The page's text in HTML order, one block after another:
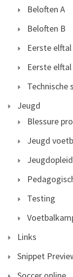
Beloften A
Beloften B
Eerste elftal
Eerste elftal
Technische
Jeugd
Blessure
Jeugd
Testing
Links
Snippet